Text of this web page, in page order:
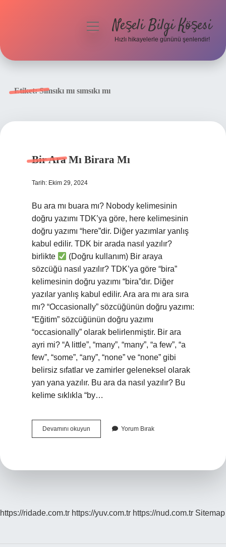
menüyüNeşeli Bilgi Köşesi
Hızlı hikayelerle gününü şenlendir!
Etiket:Sımsıkı mı sımsıkı mı
Bir Ara Mı Birara Mı
Tarih: Ekim 29, 2024
Bu ara mı buara mı? Nobody kelimesinin
doğru yazımı TDK’ya göre, here kelimesinin
doğru yazımı “here”dir. Diğer yazımlar yanlış
kabul edilir. TDK bir arada nasıl yazılır?
birlikte
(Doğru kullanım) Bir araya
sözcüğü nasıl yazılır? TDK’ya göre “bira”
kelimesinin doğru yazımı “bira”dır. Diğer
yazılar yanlış kabul edilir. Ara ara mı ara sıra
mı? “Occasionally” sözcüğünün doğru yazımı:
“Eğitim” sözcüğünün doğru yazımı
“occasionally” olarak belirlenmiştir. Bir ara
ayri mi? “A little”, “many”, “many”, “a few”, “a
few”, “some”, “any”, “none” ve “none” gibi
belirsiz sıfatlar ve zamirler geleneksel olarak
yan yana yazılır. Bu ara da nasıl yazılır? Bu
kelime sıklıkla “by…
Devamını okuyun
Ara
Yorum Bırak
https://ridade.com.tr https://yuv.com.tr https://nud.com.tr Sitemap